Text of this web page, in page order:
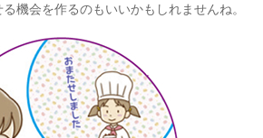
機会を作るのもいいかもしれませんね。